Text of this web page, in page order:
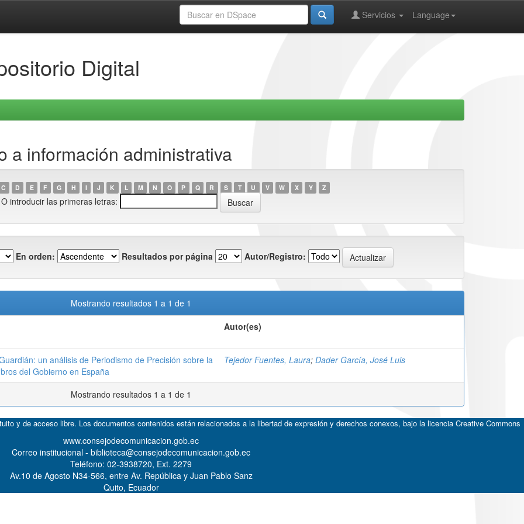
Language
Servicios
Digital
a información administrativa
C D E F G H I J K L M N O P Q R S T U V W X Y Z
O introducir las primeras letras:
En orden: Resultados por página Autor/Registro:
Mostrando resultados 1 a 1 de 1
Autor(es)
un análisis de Periodismo de Precisión sobre la
del Gobierno en España
Tejedor Fuentes, Laura; Dader García, José Luis
Mostrando resultados 1 a 1 de 1
y de acceso libre. Los documentos contenidos están relacionados a la libertad de expresión y derechos conexos, bajo la licencia Creative Commons
www.consejodecomunicacion.gob.ec
Correo institucional - biblioteca@consejodecomunicacion.gob.ec
Teléfono: 02-3938720, Ext. 2279
Av.10 de Agosto N34-566, entre Av. República y Juan Pablo Sanz
Quito, Ecuador